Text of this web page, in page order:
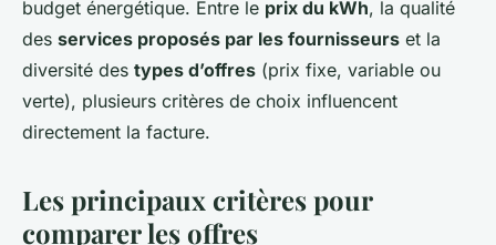
budget énergétique. Entre le prix du kWh, la qualité
des services proposés par les fournisseurs et la
diversité des types d’offres (prix fixe, variable ou
verte), plusieurs critères de choix influencent
directement la facture.
Les principaux critères pour
comparer les offres